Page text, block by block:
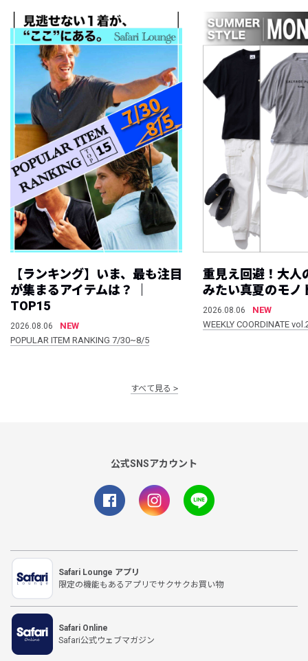
【ランキング】いま、最も注目
が集まるアイテムは？ ｜
TOP15
2026.08.06
NEW
POPULAR ITEM RANKING 7/30~8/5
重見え回避！大人
みたい真夏のモノ
2026.08.06
NEW
WEEKLY COORDINATE
すべて見る
公式SNSアカウント
Safari Lounge アプリ
限定の機能もあるアプリでサクサクお買い物
Safari Online
Safari公式ウェブマガジン